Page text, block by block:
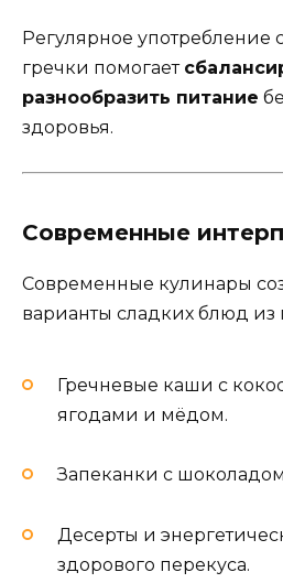
Регулярное употребление
гречки помогает
разнообразить питание
здоровья.
Современные
Современные кулинары
варианты сладких блюд из
Гречневые каши с
ягодами и мёдом.
Запеканки с
Десерты и
здорового перекуса.